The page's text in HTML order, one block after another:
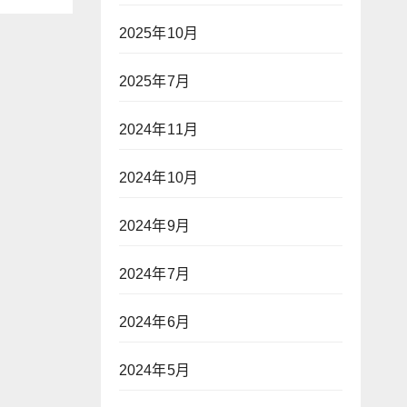
2025年10月
2025年7月
2024年11月
2024年10月
2024年9月
2024年7月
2024年6月
2024年5月